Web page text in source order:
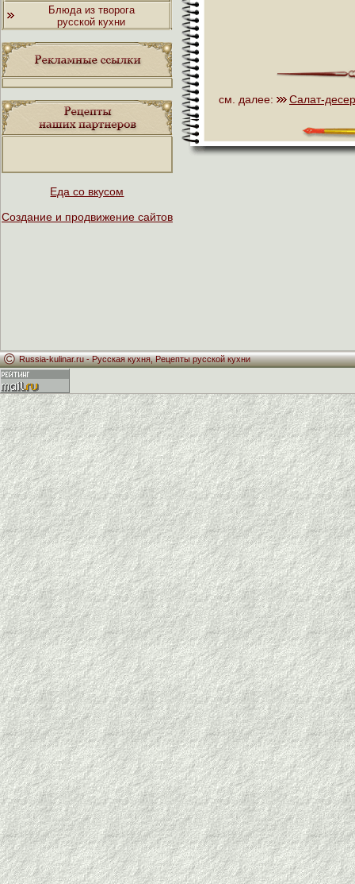
Блюда из творога
русской кухни
Еда со вкусом
Создание и продвижение сайтов
см. далее: Салат-
Russia-kulinar.ru -Русская кухня,Рецепты русской кухни